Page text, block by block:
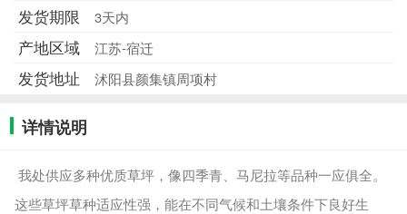
发货期限 3天内
产地区域 江苏-宿迁
发货地址 沭阳县颜集镇周项村
详情说明
我处供应多种优质草坪，像四季青、马尼拉等品种一应俱全。
这些草坪草种适应性强，能在不同气候和土壤条件下良好生